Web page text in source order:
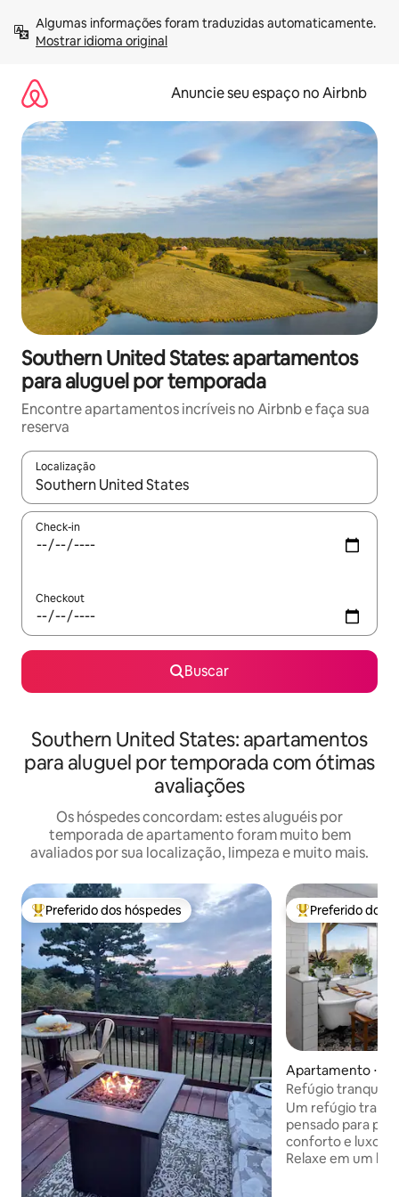
para
Mostrar idioma original
Anuncie seu espaço no Airbnb
Southern United States: apartamentos
para aluguel por temporada
Encontre apartamentos incríveis no Airbnb e faça sua
reserva
Localização
Quando os resultados estiverem disponíveis, explore-os
Check-in
Checkout
Buscar
Southern United States: apartamentos
para aluguel por temporada com ótimas
avaliações
Os hóspedes concordam: estes aluguéis por
temporada de apartamento foram muito bem
avaliados por sua localização, limpeza e muito mais.
Entre os melhores preferidos dos hóspedes
Preferido dos hóspedes Entre os
Preferido dos
Apartamento ⋅
Refúgio tranquilo
hidromassagem,
Um refúgio
pensado para
conforto e luxo
Relaxe em um